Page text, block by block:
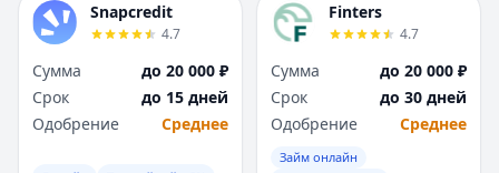
Snapcredit
4.7
Сумма
до 20 000 ₽
Срок
до 15 дней
Одобрение
Среднее
Finters
4.7
Сумма
до 20 000 ₽
Срок
до 30 дней
Одобрение
Среднее
Займ онлайн